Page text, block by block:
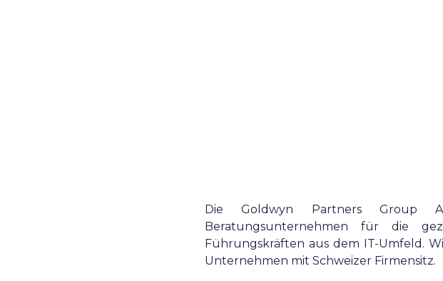
Die Goldwyn Partners Group
Beratungsunternehmen für die
Führungskräften aus dem IT-Umfeld.
Unternehmen mit Schweizer Firmensitz.